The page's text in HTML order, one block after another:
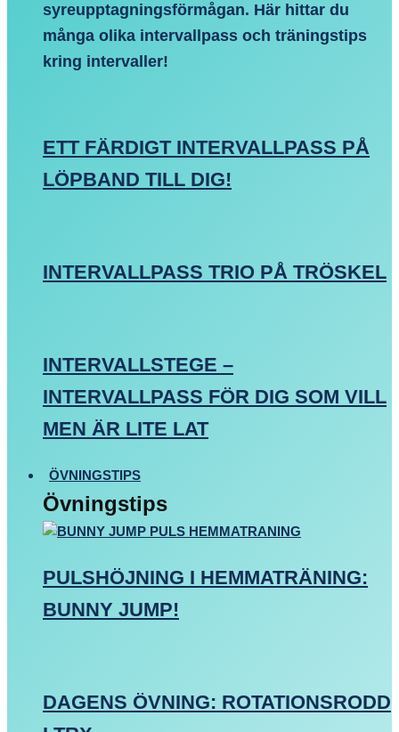
syreupptagningsförmågan. Här hittar du
många olika intervallpass och träningstips
kring intervaller!
ETT FÄRDIGT INTERVALLPASS PÅ
LÖPBAND TILL DIG!
INTERVALLPASS TRIO PÅ TRÖSKEL
INTERVALLSTEGE –
INTERVALLPASS FÖR DIG SOM VILL
MEN ÄR LITE LAT
ÖVNINGSTIPS
Övningstips
PULSHÖJNING I HEMMATRÄNING:
BUNNY JUMP!
DAGENS ÖVNING: ROTATIONSRODD